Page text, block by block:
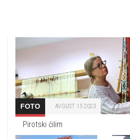
FOTO AVGUST 15 2023
Pirotski ćilim